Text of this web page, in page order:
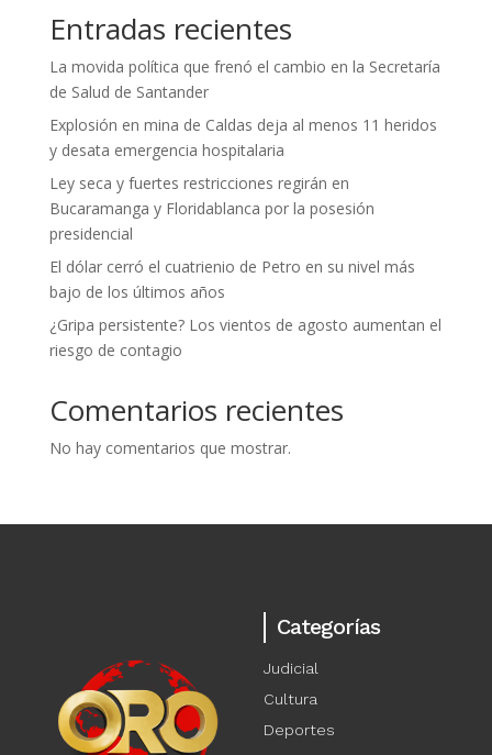
Entradas recientes
La movida política que frenó el cambio en la Secretaría
de Salud de Santander
Explosión en mina de Caldas deja al menos 11 heridos
y desata emergencia hospitalaria
Ley seca y fuertes restricciones regirán en
Bucaramanga y Floridablanca por la posesión
presidencial
El dólar cerró el cuatrienio de Petro en su nivel más
bajo de los últimos años
¿Gripa persistente? Los vientos de agosto aumentan el
riesgo de contagio
Comentarios recientes
No hay comentarios que mostrar.
Categorías
Judicial
Cultura
Deportes